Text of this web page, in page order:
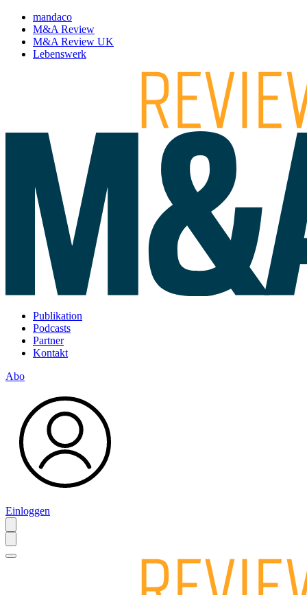
mandaco
M&A Review
M&A Review UK
Lebenswerk
Publikation
Podcasts
Partner
Kontakt
Abo
Einloggen